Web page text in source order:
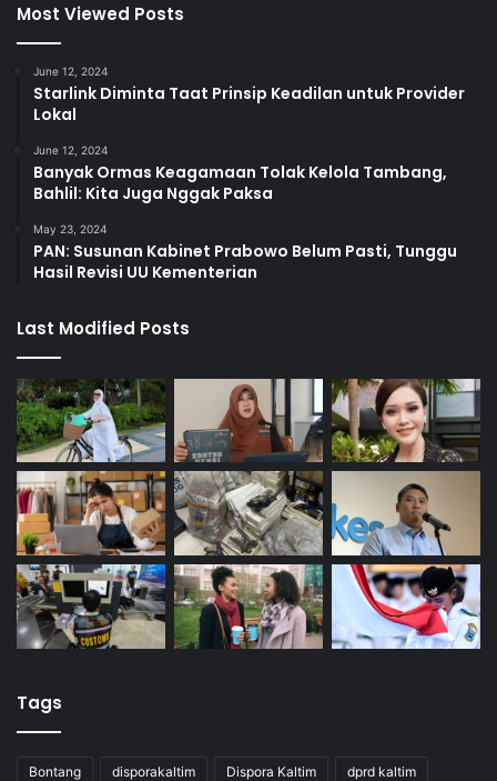
Most Viewed Posts
June 12, 2024
Starlink Diminta Taat Prinsip Keadilan untuk Provider
Lokal
June 12, 2024
Banyak Ormas Keagamaan Tolak Kelola Tambang,
Bahlil: Kita Juga Nggak Paksa
May 23, 2024
PAN: Susunan Kabinet Prabowo Belum Pasti, Tunggu
Hasil Revisi UU Kementerian
Last Modified Posts
Tags
Bontang disporakaltim Dispora Kaltim dprd kaltim